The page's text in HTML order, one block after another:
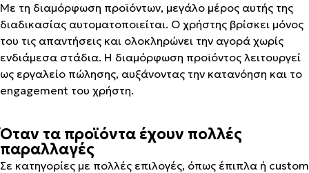
Με τη διαμόρφωση προϊόντων, μεγάλο μέρος αυτής της
διαδικασίας αυτοματοποιείται. Ο χρήστης βρίσκει μόνος
του τις απαντήσεις και ολοκληρώνει την αγορά χωρίς
ενδιάμεσα στάδια. Η διαμόρφωση προϊόντος λειτουργεί
ως εργαλείο πώλησης, αυξάνοντας την κατανόηση και το
engagement του χρήστη.
Όταν τα προϊόντα έχουν πολλές
παραλλαγές
Σε κατηγορίες με πολλές επιλογές, όπως έπιπλα ή custom